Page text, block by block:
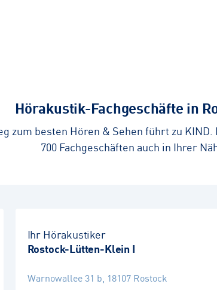
Hörakustik-Fachgeschäfte in
zum besten Hören & Sehen führt zu
700 Fachgeschäften auch in Ihrer
Ihr Hörakustiker
Rostock-Lütten-Klein I
Warnowallee 31 b, 18107 Rostock